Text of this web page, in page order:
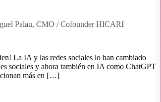
Palau, CMO / Cofounder HICARI
La IA y las redes sociales lo han cambiado
sociales y ahora también en IA como ChatGPT
más en […]